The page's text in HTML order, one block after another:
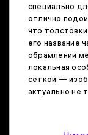
специально
отлично
что
его название
обрамлении
локальная
сеткой —
актуально не